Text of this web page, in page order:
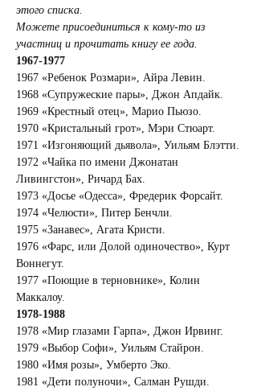
этого списка.
Можете присоединиться к кому-то из
участниц и прочитать книгу ее года.
1967-1977
1967 «Ребенок Розмари», Айра Левин.
1968 «Супружеские пары», Джон Апдайк.
1969 «Крестный отец», Марио Пьюзо.
1970 «Кристальный грот», Мэри Стюарт.
1971 «Изгоняющий дьявола», Уильям Блэтти.
1972 «Чайка по имени Джонатан
Ливингстон», Ричард Бах.
1973 «Досье «Одесса», Фредерик Форсайт.
1974 «Челюсти», Питер Бенчли.
1975 «Занавес», Агата Кристи.
1976 «Фарс, или Долой одиночество», Курт
Воннегут.
1977 «Поющие в терновнике», Колин
Маккалоу.
1978-1988
1978 «Мир глазами Гарпа», Джон Ирвинг.
1979 «Выбор Софи», Уильям Стайрон.
1980 «Имя розы», Умберто Эко.
1981 «Дети полуночи», Салман Рушди.